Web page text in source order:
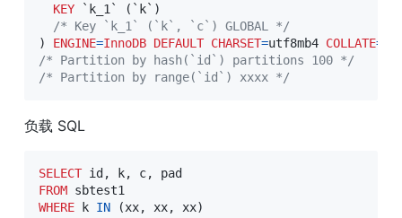
KEY
` k_1 ` ( ` k` )
/* Key `k_1` (`k`, `c`) GLOBAL */
)
ENGINE=InnoDB DEFAULT CHARSET=utf8mb4 COLLATE=
/* Partition by hash(`id`) partitions 100 */
/* Partition by range(`id`) xxxx */
负载 SQL
SELECT id, k, c,
FROM
WHERE k IN (xx, xx, xx)